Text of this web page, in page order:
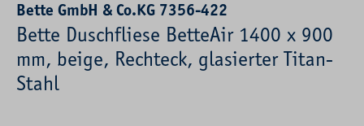
Bette GmbH & Co.KG 7356-422
Bette Duschfliese BetteAir 1400 x 900
mm, beige, Rechteck, glasierter Titan-
Stahl